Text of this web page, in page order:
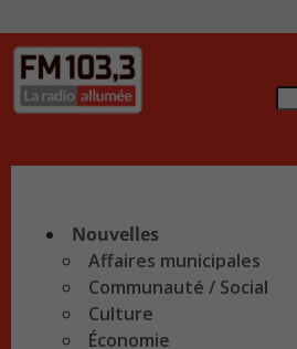
Nouvelles
Affaires municipales
Communauté / Social
Culture
Économie